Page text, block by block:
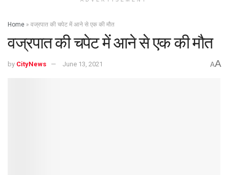
Home » वज्रपात की चपेट में आने से एक की मौत
वज्रपात की चपेट में आने से एक की मौत
by CityNews June 13, 2021 AA